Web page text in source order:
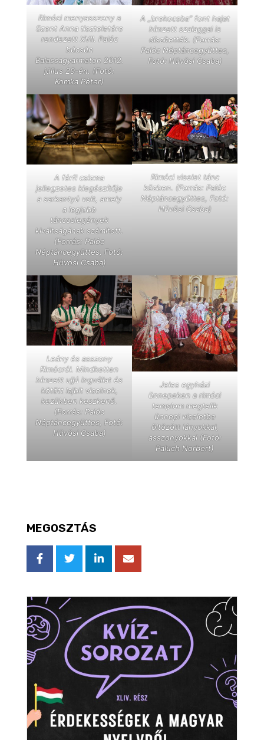
Rimóci menyasszony a
Szent Anna tiszteletére
rendezett XVII. Palóc
búcsún
Balassagyarmaton 2012.
július 29-én. (Fotó:
Komka Péter)
A „brekocsba” font hajat
hímzett szalaggal is
díszítették. (Forrás:
Palóc Néptáncegyüttes,
Fotó: Hüvösi Csaba)
A férfi csizma
jellegzetes kiegészítője
a sarkantyú volt, amely
a legjobb
táncoslegények
kiváltságának számított.
(Forrás: Palóc
Néptáncegyüttes, Fotó:
Hüvösi Csaba)
Rimóci viselet tánc
közben. (Forrás: Palóc
Néptáncegyüttes, Fotó:
Hüvösi Csaba)
Leány és asszony
Rimócról. Mindketten
hímzett ujjú ingvállat és
kötött lajbit viselnek,
kezükben keszkenő.
(Forrás: Palóc
Néptáncegyüttes, Fotó:
Hüvösi Csaba)
Jeles egyházi
ünnepeken a rimóci
templom megtelik
ünnepi viseletbe
öltözött lányokkal,
asszonyokkal (Fotó:
Paluch Norbert)
MEGOSZTÁS